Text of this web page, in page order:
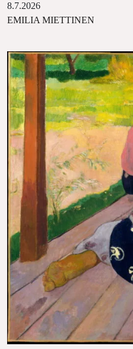
8.7.2026
EMILIA MIETTINEN